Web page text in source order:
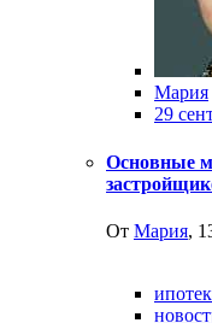
Мария
29
Основные
От Мария,